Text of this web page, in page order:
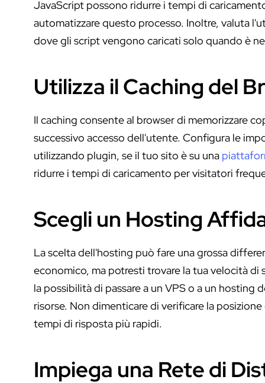
JavaScript possono ridurre i tempi di
automatizzare questo processo. Inoltre, valuta
dove gli script vengono caricati solo quando è
Utilizza il Caching del
Il caching consente al browser di memorizzare
successivo accesso dell'utente. Configura le
utilizzando plugin, se il tuo sito è su una
ridurre i tempi di caricamento per visitatori
Scegli un Hosting
La scelta dell'hosting può fare una grossa
economico, ma potresti trovare la tua velocità
la possibilità di passare a un VPS o a un
risorse. Non dimenticare di verificare la
tempi di risposta più rapidi.
Impiega una Rete di